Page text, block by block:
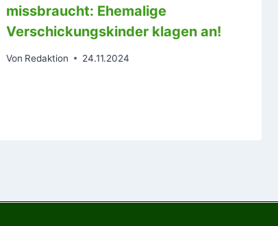
missbraucht: Ehemalige
Verschickungskinder klagen an!
Von Redaktion 24.11.2024